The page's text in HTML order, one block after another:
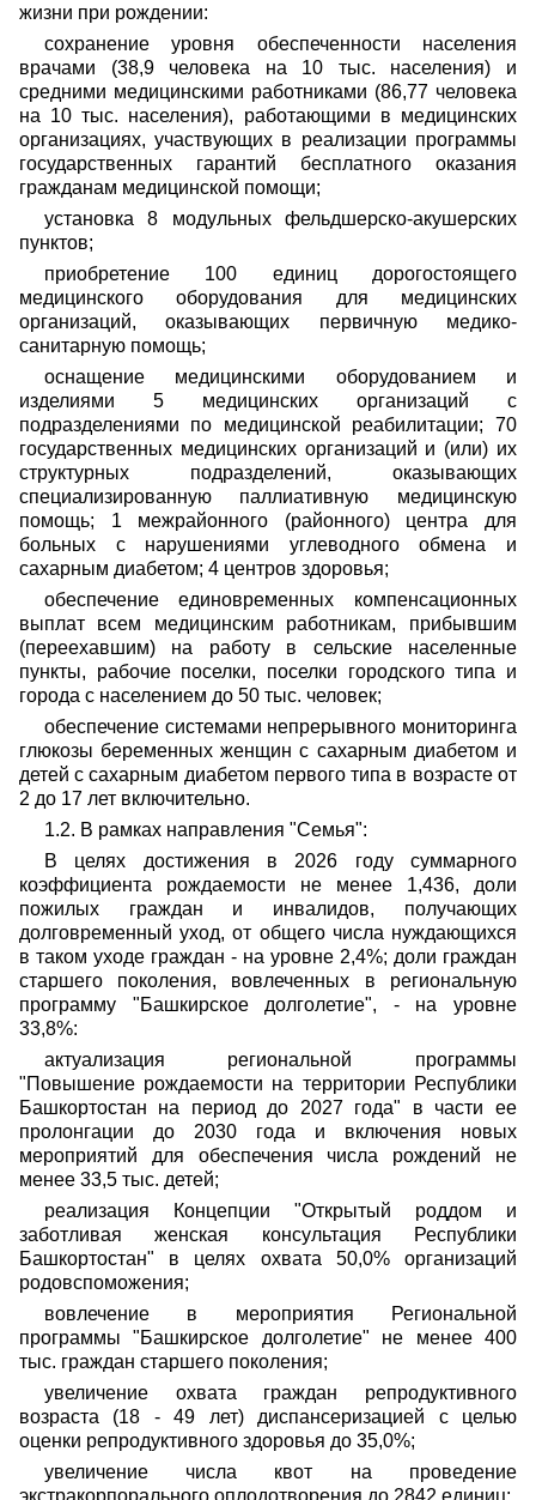
жизни при рождении:
сохранение уровня обеспеченности населения
врачами (38,9 человека на 10 тыс. населения) и
средними медицинскими работниками (86,77 человека
на 10 тыс. населения), работающими в медицинских
организациях, участвующих в реализации программы
государственных гарантий бесплатного оказания
гражданам медицинской помощи;
установка 8 модульных фельдшерско-акушерских
пунктов;
приобретение 100 единиц дорогостоящего
медицинского оборудования для медицинских
организаций, оказывающих первичную медико-
санитарную помощь;
оснащение медицинскими оборудованием и
изделиями 5 медицинских организаций с
подразделениями по медицинской реабилитации; 70
государственных медицинских организаций и (или) их
структурных подразделений, оказывающих
специализированную паллиативную медицинскую
помощь; 1 межрайонного (районного) центра для
больных с нарушениями углеводного обмена и
сахарным диабетом; 4 центров здоровья;
обеспечение единовременных компенсационных
выплат всем медицинским работникам, прибывшим
(переехавшим) на работу в сельские населенные
пункты, рабочие поселки, поселки городского типа и
города с населением до 50 тыс. человек;
обеспечение системами непрерывного мониторинга
глюкозы беременных женщин с сахарным диабетом и
детей с сахарным диабетом первого типа в возрасте от
2 до 17 лет включительно.
1.2. В рамках направления "Семья":
В целях достижения в 2026 году суммарного
коэффициента рождаемости не менее 1,436, доли
пожилых граждан и инвалидов, получающих
долговременный уход, от общего числа нуждающихся
в таком уходе граждан - на уровне 2,4%; доли граждан
старшего поколения, вовлеченных в региональную
программу "Башкирское долголетие", - на уровне
33,8%:
актуализация региональной программы
"Повышение рождаемости на территории Республики
Башкортостан на период до 2027 года" в части ее
пролонгации до 2030 года и включения новых
мероприятий для обеспечения числа рождений не
менее 33,5 тыс. детей;
реализация Концепции "Открытый роддом и
заботливая женская консультация Республики
Башкортостан" в целях охвата 50,0% организаций
родовспоможения;
вовлечение в мероприятия Региональной
программы "Башкирское долголетие" не менее 400
тыс. граждан старшего поколения;
увеличение охвата граждан репродуктивного
возраста (18 - 49 лет) диспансеризацией с целью
оценки репродуктивного здоровья до 35,0%;
увеличение числа квот на проведение
экстракорпорального оплодотворения до 2842 единиц;